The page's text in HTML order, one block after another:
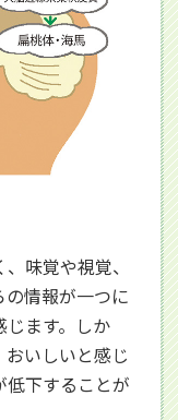
味覚や視覚、
情報が一つに
ます。しか
いしいと感じ
低下することが